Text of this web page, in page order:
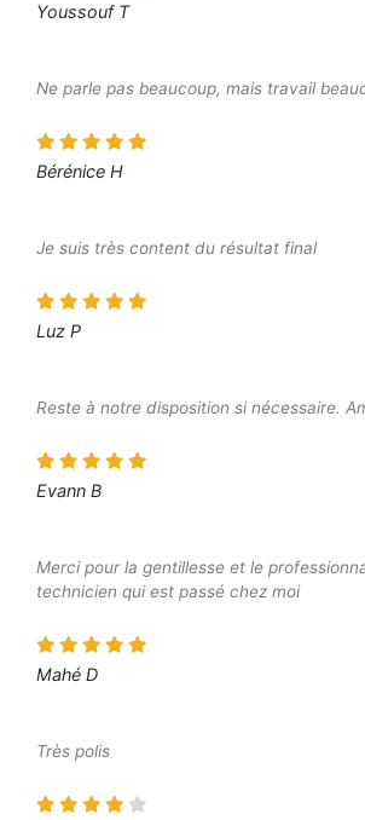
Youssouf T
Ne parle pas beaucoup, mais travail
Bérénice H
Je suis très content du résultat final
Luz P
Reste à notre disposition si nécessaire.
Evann B
Merci pour la gentillesse et le
technicien qui est passé chez moi
Mahé D
Très polis